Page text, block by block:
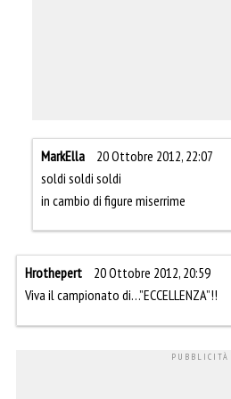
MarkElla
20 Ottobre 2012, 22:07
soldi soldi soldi
in cambio di figure miserrime
Hrothepert
20 Ottobre 2012, 20:59
Viva il campionato di…”ECCELLENZA”!!